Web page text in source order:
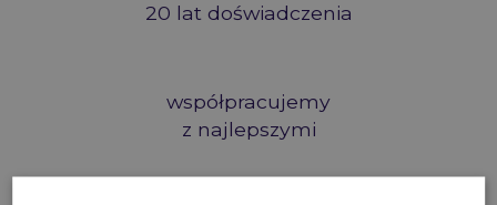
20 lat doświadczenia
współpracujemy
z najlepszymi